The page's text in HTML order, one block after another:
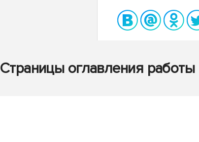
Страницы оглавления работы